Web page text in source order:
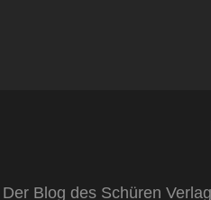
Der Blog des Schüren